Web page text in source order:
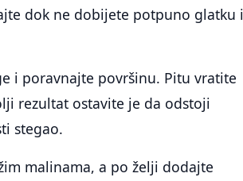
dok ne dobijete potpuno glatku i
i poravnajte površinu. Pitu vratite
rezultat ostavite je da odstoji
stegao.
malinama, a po želji dodajte